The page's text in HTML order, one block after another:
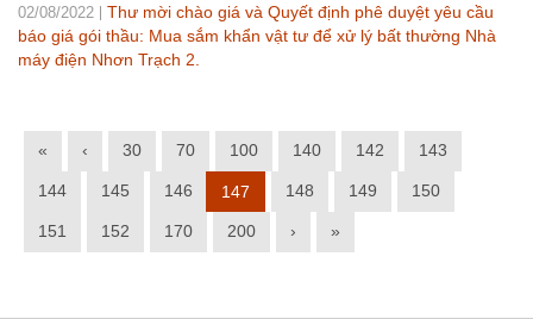
02/08/2022
Thư mời chào giá và Quyết định phê duyệt yêu cầu
báo giá gói thầu: Mua sắm khẩn vật tư để xử lý bất thường Nhà
máy điện Nhơn Trạch 2.
« ‹ 30 70 100 140 142 143
144 145 146 147 148 149 150
151 152 170 200 › »